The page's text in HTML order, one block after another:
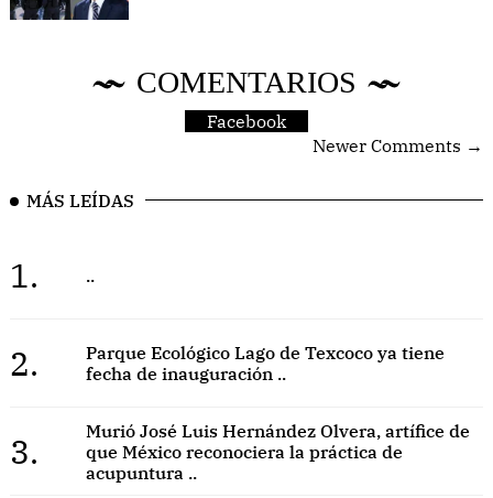
COMENTARIOS
Facebook
Newer Comments →
MÁS LEÍDAS
1. ..
2.
Parque Ecológico Lago de Texcoco ya tiene
fecha de inauguración ..
3.
Murió José Luis Hernández Olvera, artífice de
que México reconociera la práctica de
acupuntura ..